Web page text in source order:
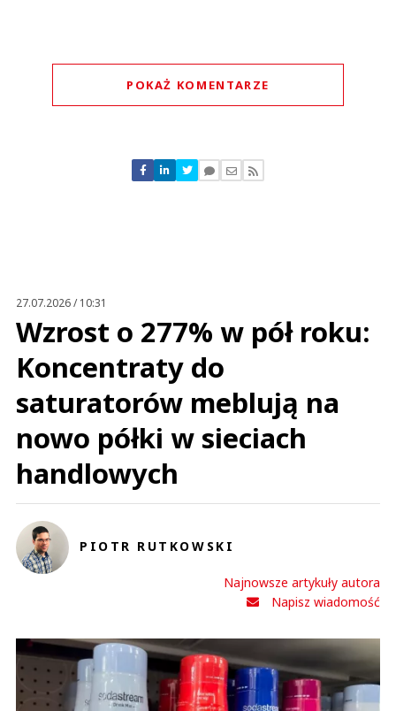
POKAŻ KOMENTARZE
Nie znaleziono komentarzy
Zostaw swoje komentarze
27.07.2026 / 10:31
Wzrost o 277% w pół roku:
Koncentraty do
saturatorów meblują na
nowo półki w sieciach
handlowych
PIOTR RUTKOWSKI
Najnowsze artykuły autora
Napisz wiadomość